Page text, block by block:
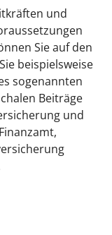
und
Sie auf den
beispielsweise
sogenannten
Beiträge
und